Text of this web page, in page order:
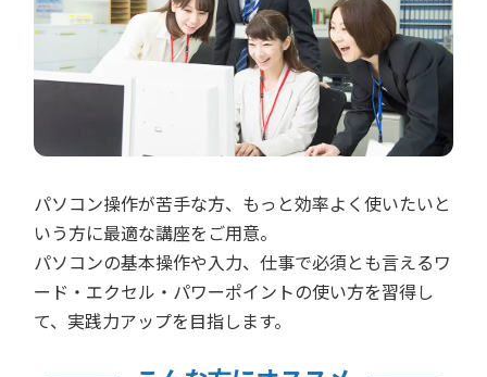
パソコン操作が苦手な方、もっと効率よく使いたいと
いう方に最適な講座をご用意。
パソコンの基本操作や入力、仕事で必須とも言えるワ
ード・エクセル・パワーポイントの使い方を習得し
て、実践力アップを目指します。